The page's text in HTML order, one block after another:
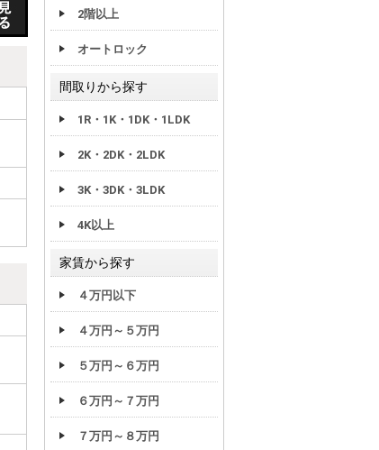
2階以上
オートロック
間取りから探す
1R・1K・1DK・1LDK
2K・2DK・2LDK
3K・3DK・3LDK
4K以上
家賃から探す
４万円以下
４万円～５万円
５万円～６万円
６万円～７万円
７万円～８万円